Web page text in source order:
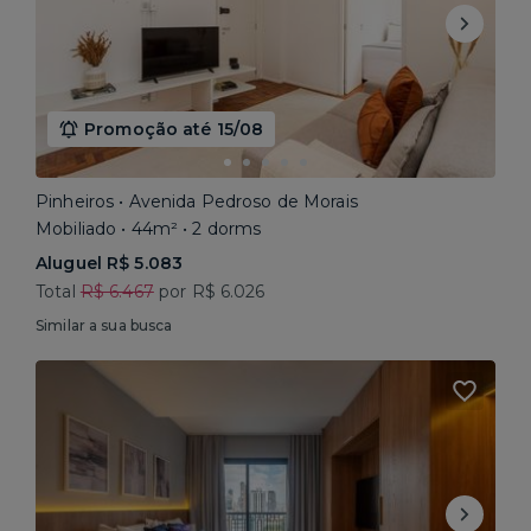
Promoção até 15/08
Pinheiros • Avenida Pedroso de Morais
Mobiliado • 44m² • 2 dorms
Aluguel R$ 5.083
Total R$ 6.467por R$ 6.026
Similar a sua busca